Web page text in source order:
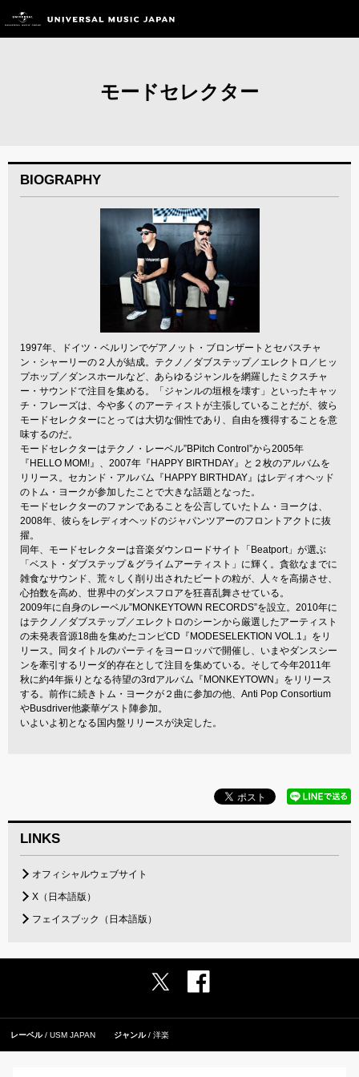
モードセレクター
BIOGRAPHY
1997年、ドイツ・ベルリンでゲアノット・ブロンザートとセバスチャ
ン・シャーリーの２人が結成。テクノ／ダブステップ／エレクトロ／ヒッ
プホップ／ダンスホールなど、あらゆるジャンルを網羅したミクスチャ
ー・サウンドで注目を集める。「ジャンルの垣根を壊す」といったキャッ
チ・フレーズは、今や多くのアーティストが主張していることだが、彼ら
モードセレクターにとっては大切な個性であり、自由を獲得することを意
味するのだ。
モードセレクターはテクノ・レーベル”BPitch Control”から2005年
『HELLO MOM!』、2007年『HAPPY BIRTHDAY』と２枚のアルバムを
リリース。セカンド・アルバム『HAPPY BIRTHDAY』はレディオヘッド
のトム・ヨークが参加したことで大きな話題となった。
モードセレクターのファンであることを公言していたトム・ヨークは、
2008年、彼らをレディオヘッドのジャパンツアーのフロントアクトに抜
擢。
同年、モードセレクターは音楽ダウンロードサイト「Beatport」が選ぶ
「ベスト・ダブステップ＆グライムアーティスト」に輝く。貪欲なまでに
雑食なサウンド、荒々しく削り出されたビートの粒が、人々を高揚させ、
心拍数を高め、世界中のダンスフロアを狂喜乱舞させている。
2009年に自身のレーベル”MONKEYTOWN RECORDS”を設立。2010年に
はテクノ／ダブステップ／エレクトロのシーンから厳選したアーティスト
の未発表音源18曲を集めたコンピCD『MODESELEKTION VOL.1』をリ
リース。同タイトルのパーティをヨーロッパで開催し、いまやダンスシー
ンを牽引するリーダ的存在として注目を集めている。そして今年2011年
秋に約4年振りとなる待望の3rdアルバム『MONKEYTOWN』をリリース
する。前作に続きトム・ヨークが２曲に参加の他、Anti Pop Consortium
やBusdriver他豪華ゲスト陣参加。
いよいよ初となる国内盤リリースが決定した。
LINKS
オフィシャルウェブサイト
X（日本語版）
フェイスブック（日本語版）
レーベル USM JAPAN ジャンル 洋楽